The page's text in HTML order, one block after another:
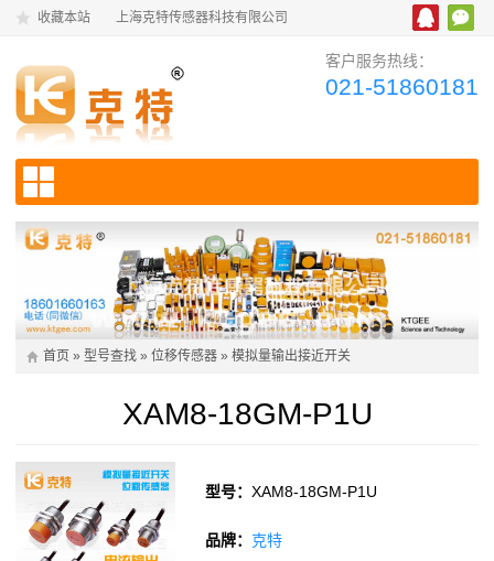
收藏本站 上海克特传感器科技有限公司
客户服务热线：
021-51860181
首页 » 型号查找 » 位移传感器 » 模拟量输出接近开关
XAM8-18GM-P1U
型号：XAM8-18GM-P1U
品牌： 克特